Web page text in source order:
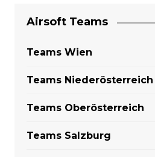
Airsoft Teams
Teams Wien
Teams Niederösterreich
Teams Oberösterreich
Teams Salzburg